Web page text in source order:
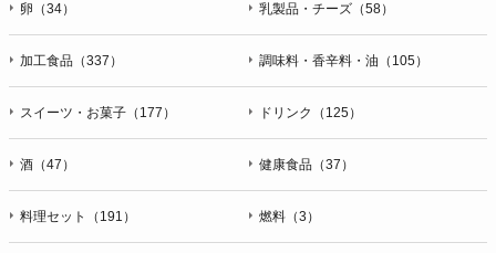
卵（34） 乳製品・チーズ（58）
加工食品（337） 調味料・香辛料・油（105）
スイーツ・お菓子（177） ドリンク（125）
酒（47） 健康食品（37）
料理セット（191） 燃料（3）